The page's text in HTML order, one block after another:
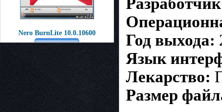
Nero BurnLite 10.0.10600
Год выхода:
Язык
Лекарство:
Размер